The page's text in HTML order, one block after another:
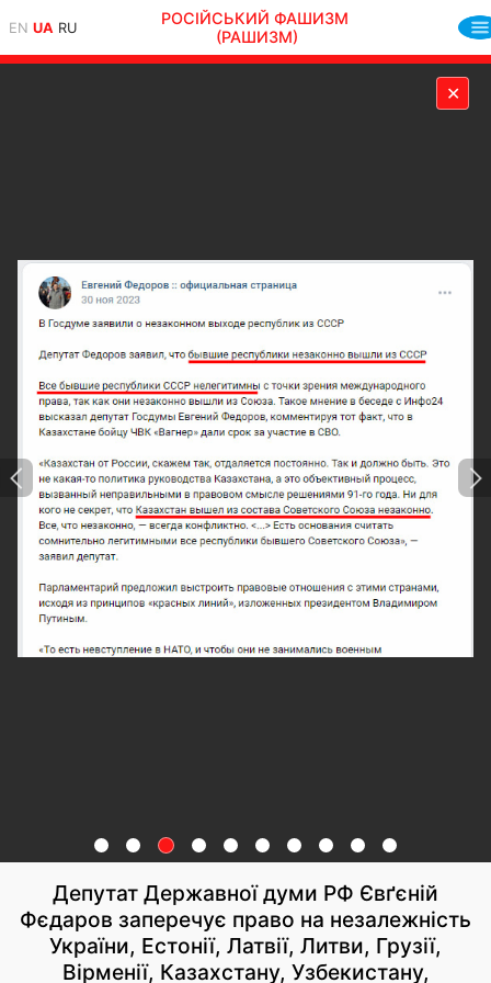
EN UA RU
РОСІЙСЬКИЙ ФАШИЗМ
(РАШИЗМ)
✕
Депутат Державної думи РФ Євґєній
Фєдаров заперечує право на незалежність
України, Естонії, Латвії, Литви, Грузії,
Вірменії, Казахстану, Узбекистану,